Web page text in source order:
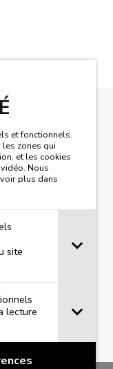
et fonctionnels.
zones qui
et les cookies
Nous
plus dans
site
lecture
MAGAZINE